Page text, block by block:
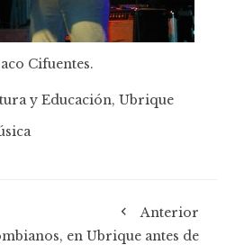
Cifuentes.
y Educación, Ubrique
Anterior
en Ubrique antes de